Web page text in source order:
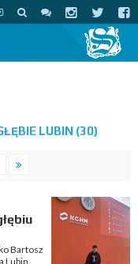
LUBIN (30)
Bartosz
Lubin.